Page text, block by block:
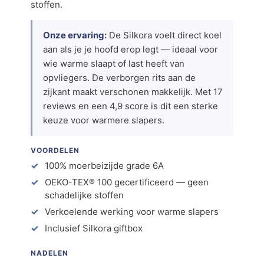
stoffen.
Onze ervaring: De Silkora voelt direct koel
aan als je je hoofd erop legt — ideaal voor
wie warme slaapt of last heeft van
opvliegers. De verborgen rits aan de
zijkant maakt verschonen makkelijk. Met 17
reviews en een 4,9 score is dit een sterke
keuze voor warmere slapers.
VOORDELEN
100% moerbeizijde grade 6A
OEKO-TEX® 100 gecertificeerd — geen
schadelijke stoffen
Verkoelende werking voor warme slapers
Inclusief Silkora giftbox
NADELEN